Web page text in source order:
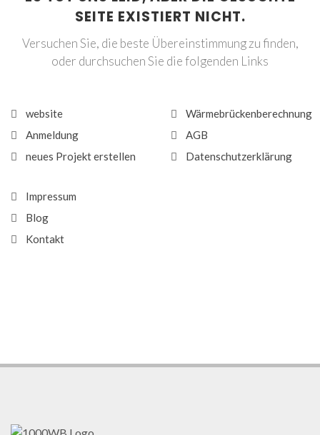
SEITE EXISTIERT NICHT.
Versuchen Sie, die beste Übereinstimmung zu finden,
oder durchsuchen Sie die folgenden Links
website
Anmeldung
neues Projekt erstellen
Wärmebrückenberechnung
AGB
Datenschutzerklärung
Impressum
Blog
Kontakt